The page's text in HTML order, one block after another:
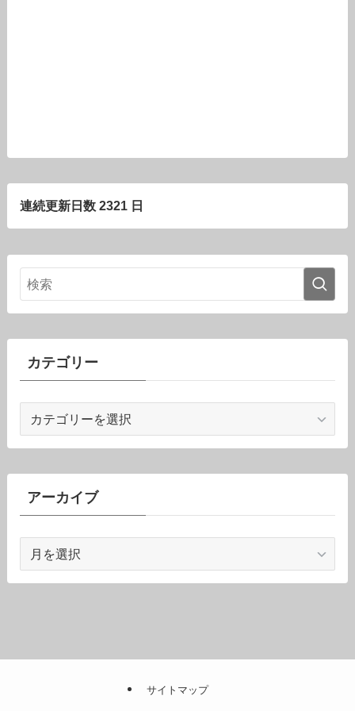
連続更新日数 2321 日
カテゴリー
ゴ
ーアーカイブ
カ
サイトマップ